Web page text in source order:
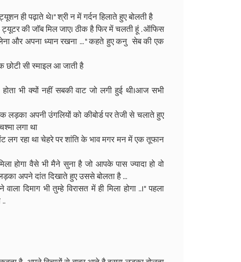
ही पढ़ाते थे।" श्री न में गर्दन हिलाते हुए बोलती है
की जॉब मिल जाए। ठीक है फिर में चलती हूं . ऑफिस
और अपना ध्यान रखना ... " कहते हुए कनु सेब की एक
छोटी सी स्माइल आ जाती है
भी क्यों नहीं सबकी वाट जो लगी हुई थी।आज सभी
अपनी उंगलियों को कीबोर्ड पर तेजी से चलाते हुए
लगा था
लग रहा था चेहरे पर शांति के भाव मगर मन में एक तूफान
होगा वैसे भी मैने सुना है जो आपके पास ज्यादा हो वो
अपने दांत दिखाते हुए उससे बोलता है ...
दिमाग भी तुम्हे विरासत में ही मिला होगा ..।" पहला